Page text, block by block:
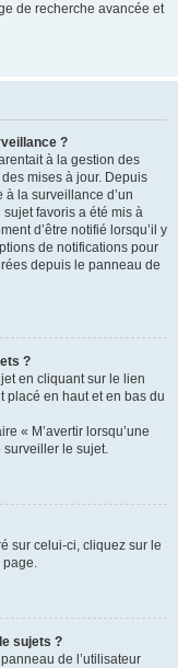
de recherche avancée et
?
à la gestion des
mises à jour. Depuis
la surveillance d’un
favoris a été mis à
d’être notifié lorsqu’il y
de notifications pour
depuis le panneau de
?
en cliquant sur le lien
placé en haut et en bas du
« M’avertir lorsqu’une
surveiller le sujet.
sur celui-ci, cliquez sur le
page.
sujets ?
de l’utilisateur